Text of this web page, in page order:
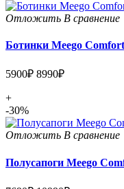
Отложить В сравнение
Ботинки Meego
5900₽ 8990₽
+
-30%
Отложить В сравнение
Полусапоги Meego